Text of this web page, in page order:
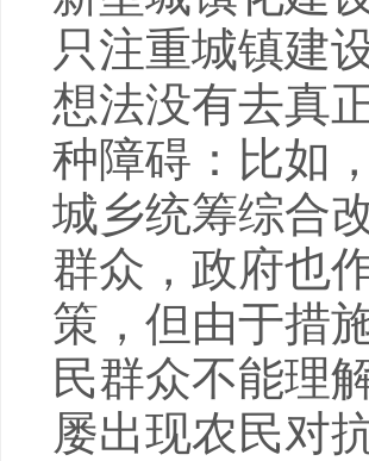
只注重城镇建
想法没有去真
种障碍：比如
城乡统筹综合
群众，政府也
策，但由于措
民群众不能理
屡出现农民对